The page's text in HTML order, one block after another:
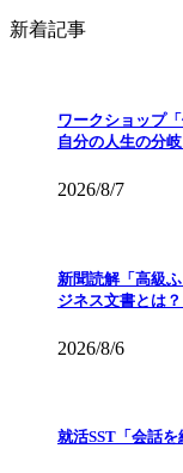
新着記事
ワークショップ
自分の人生の分岐
2026/8/7
新聞読解「高級
ジネス文書とは？
2026/8/6
就活SST「会話を